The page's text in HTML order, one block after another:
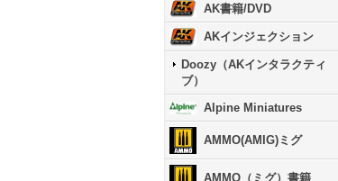
AK書籍/DVD
AKインジェクション
Doozy（AKインタラクティ
ブ）
Alpine Miniatures
AMMO(AMIG)ミグ
AMMO（ミグ）書籍